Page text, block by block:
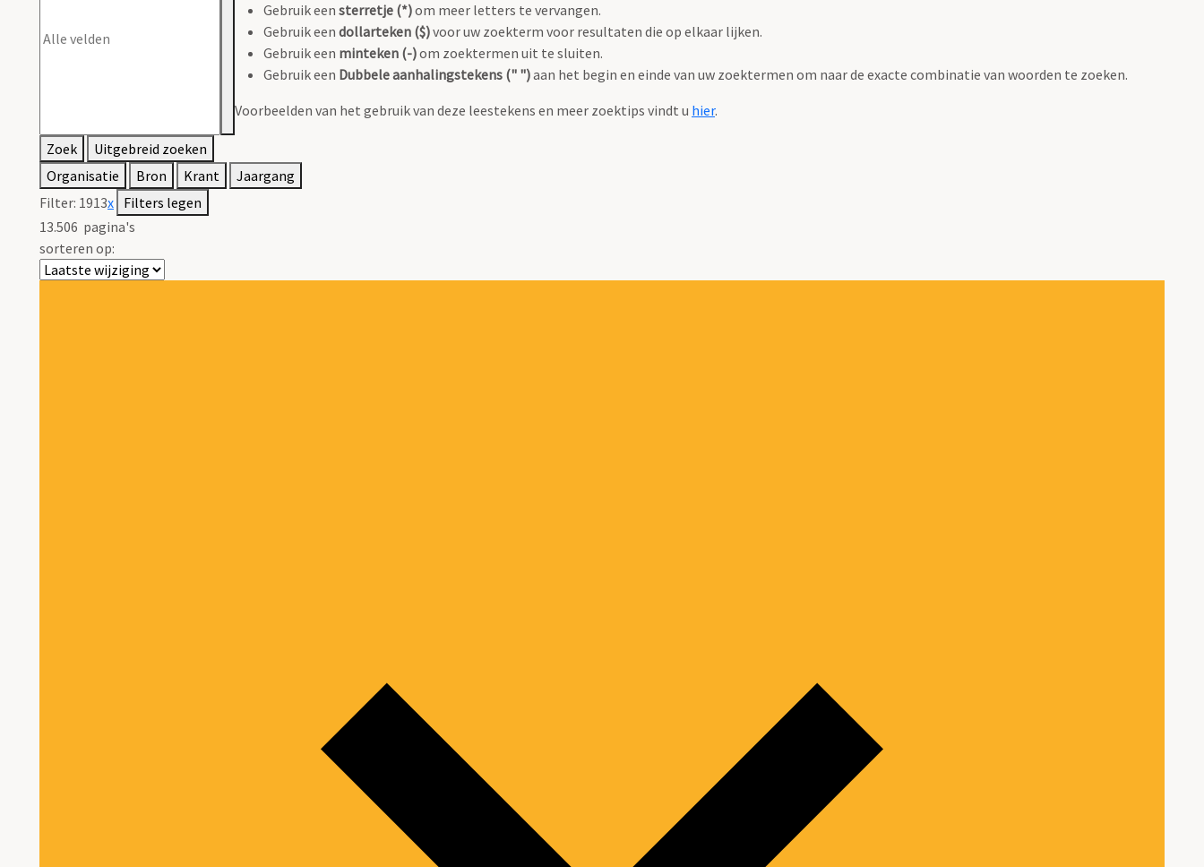
Gebruik een sterretje (*)om meer letters te vervangen.
Gebruik een dollarteken ($)voor uw zoekterm voor resultaten die op elkaar lijken.
Gebruik een minteken (-)om zoektermen uit te sluiten.
Gebruik een Dubbele aanhalingstekens (" ")aan het begin en einde van uw zoektermen om naar de exacte combinatie van woorden te zoeken.
Voorbeelden van het gebruik van deze leestekens en meer zoektips vindt u hier.
Zoek
Uitgebreid zoeken
Organisatie
Bron Krant
Jaargang
Filter: 1913x Filters legen
13.506 pagina's
sorteren op: